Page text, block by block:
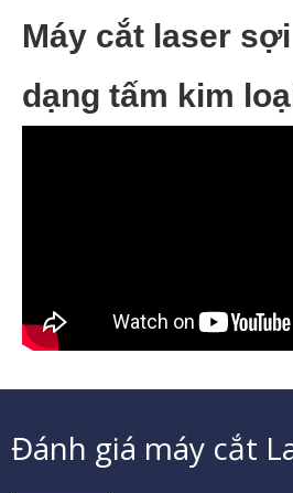
Máy cắt laser
dạng tấm kim
Đánh giá máy cắt